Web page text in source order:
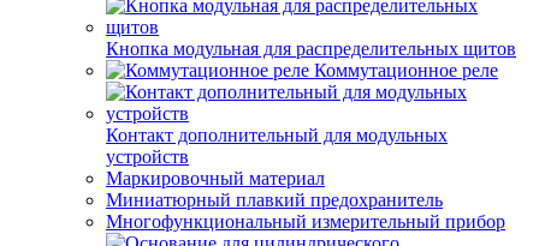
Кнопка модульная для распределительных щитов
Коммутационное реле
Контакт дополнительный для модульных
устройств
Маркировочный материал
Миниатюрный плавкий предохранитель
Многофункциональный измерительный прибор